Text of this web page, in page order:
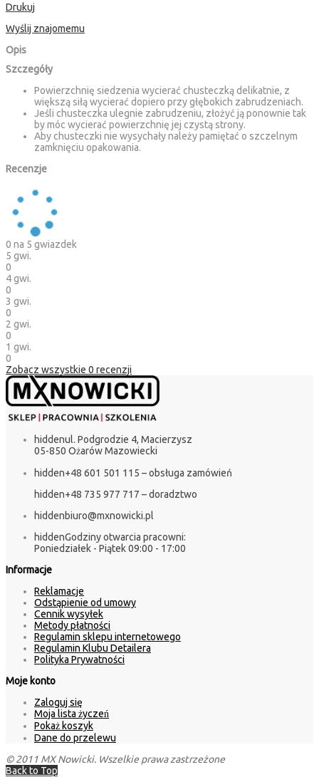
Drukuj
Wyślij znajomemu
Opis
Szczegóły
Powierzchnię siedzenia wycierać chusteczką delikatnie, z
większą siłą wycierać dopiero przy głębokich zabrudzeniach.
Jeśli chusteczka ulegnie zabrudzeniu, złożyć ją ponownie tak
by móc wycierać powierzchnię jej czystą strony.
Aby chusteczki nie wysychały należy pamiętać o szczelnym
zamknięciu opakowania.
Recenzje
0 na 5 gwiazdek
5 gwi.
0
4 gwi.
0
3 gwi.
0
2 gwi.
0
1 gwi.
0
Zobacz wszystkie 0 recenzji
hiddenul. Podgrodzie 4, Macierzysz
05-850 Ożarów Mazowiecki
hidden+48 601 501 115 – obsługa zamówień
hidden+48 735 977 717 – doradztwo
hiddenbiuro@mxnowicki.pl
hiddenGodziny otwarcia pracowni:
Poniedziałek - Piątek 09:00 - 17:00
Informacje
Reklamacje
Odstąpienie od umowy
Cennik wysyłek
Metody płatności
Regulamin sklepu internetowego
Regulamin Klubu Detailera
Polityka Prywatności
Moje konto
Zaloguj się
Moja lista życzeń
Pokaż koszyk
Dane do przelewu
© 2011 MX Nowicki. Wszelkie prawa zastrzeżone
Back to Top